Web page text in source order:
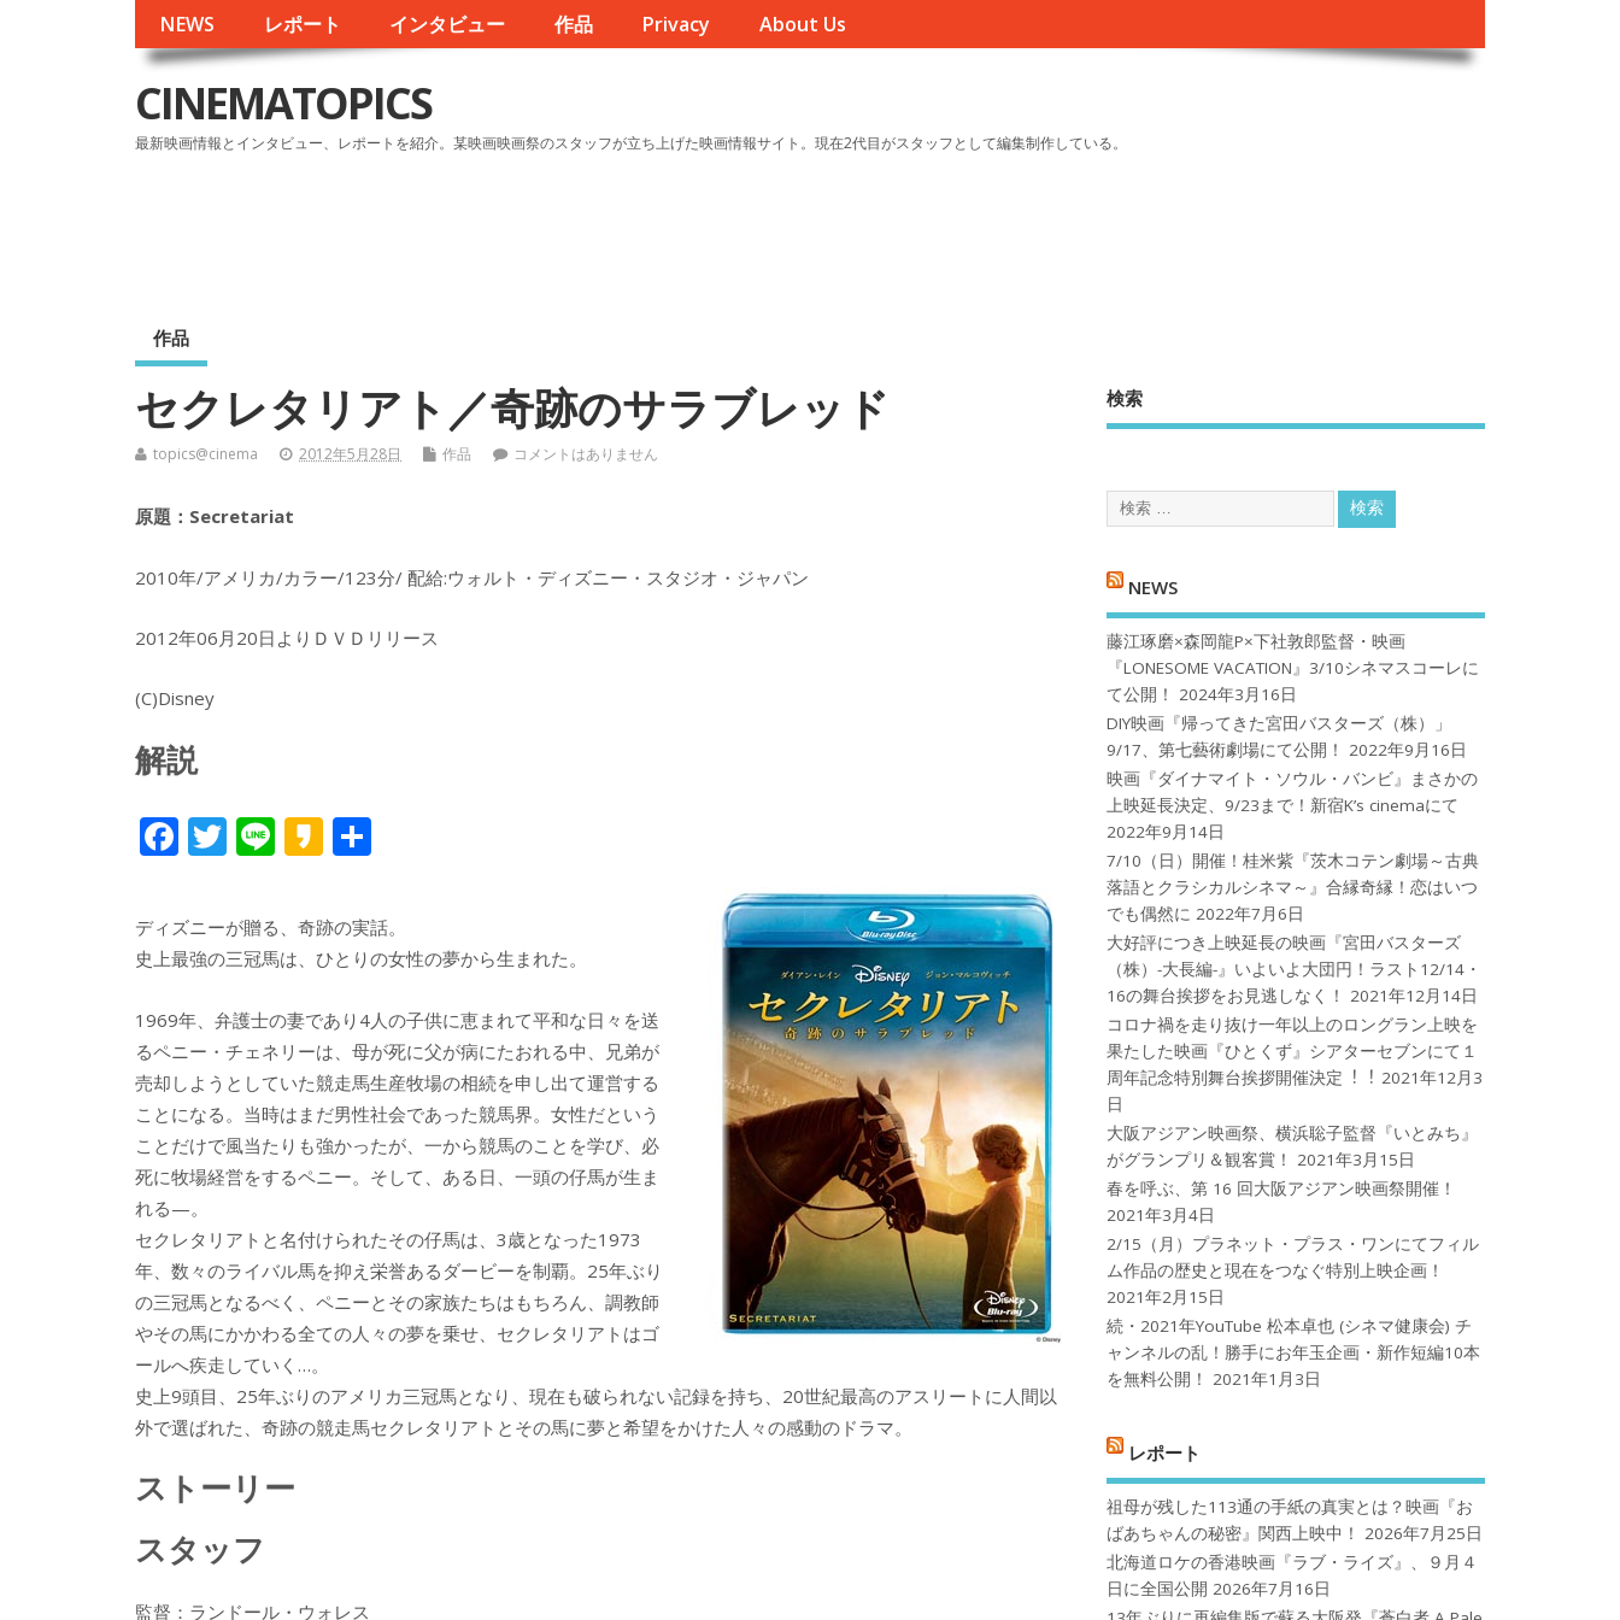
NEWS レポート インタビュー 作品 Privacy About Us
CINEMATOPICS
最新映画情報とインタビュー、レポートを紹介。某映画映画祭のスタッフが立ち上げた映画情報サイト。現在2代目がスタッフとして編集制作している。
作品
セクレタリアト／奇跡のサラブレッド
topics@cinema 2012年5月28日 作品 コメントはありません
原題：Secretariat
2010年/アメリカ/カラー/123分/ 配給:ウォルト・ディズニー・スタジオ・ジャパン
2012年06月20日よりＤＶＤリリース
(C)Disney
解説
F
e
b
o
k
T
itt
er
Li
e
K
k
a
ディズニーが贈る、奇跡の実話。
史上最強の三冠馬は、ひとりの女性の夢から生まれた。
1969年、弁護士の妻であり4人の子供に恵まれて平和な日々を送
るペニー・チェネリーは、母が死に父が病にたおれる中、兄弟が
売却しようとしていた競走馬生産牧場の相続を申し出て運営する
ことになる。当時はまだ男性社会であった競馬界。女性だという
ことだけで風当たりも強かったが、一から競馬のことを学び、必
死に牧場経営をするペニー。そして、ある日、一頭の仔馬が生ま
れる—。
セクレタリアトと名付けられたその仔馬は、3歳となった1973
年、数々のライバル馬を抑え栄誉あるダービーを制覇。25年ぶり
の三冠馬となるべく、ペニーとその家族たちはもちろん、調教師
やその馬にかかわる全ての人々の夢を乗せ、セクレタリアトはゴ
ールへ疾走していく…。
史上9頭目、25年ぶりのアメリカ三冠馬となり、現在も破られない記録を持ち、20世紀最高のアスリートに人間以
外で選ばれた、奇跡の競走馬セクレタリアトとその馬に夢と希望をかけた人々の感動のドラマ。
ストーリー
スタッフ
監督：ランドール・ウォレス
検索
NEWS
藤江琢磨×森岡龍P×下社敦郎監督・映画
『LONESOME VACATION』3/10シネマスコーレに
て公開！
2024年3月16日
DIY映画『帰ってきた宮田バスターズ（株）」
9/17、第七藝術劇場にて公開！
2022年9月16日
映画『ダイナマイト・ソウル・バンビ』まさかの
上映延長決定、9/23まで！新宿K’s cinemaにて
2022年9月14日
7/10（日）開催！桂米紫『茨木コテン劇場～古典
落語とクラシカルシネマ～』合縁奇縁！恋はいつ
でも偶然に 2022年7月6日
大好評につき上映延長の映画『宮田バスターズ
（株）-大長編-』いよいよ大団円！ラスト12/14・
16の舞台挨拶をお見逃しなく！
2021年12月14日
コロナ禍を⾛り抜け⼀年以上のロングラン上映を
果たした映画『ひとくず』シアターセブンにて１
周年記念特別舞台挨拶開催決定︕︕ 2021年12月3
日
大阪アジアン映画祭、横浜聡子監督『いとみち』
がグランプリ＆観客賞！
2021年3月15日
春を呼ぶ、第 16 回大阪アジアン映画祭開催！
2021年3月4日
2/15（月）プラネット・プラス・ワンにてフィル
ム作品の歴史と現在をつなぐ特別上映企画！
2021年2月15日
続・2021年YouTube 松本卓也 (シネマ健康会) チ
ャンネルの乱！勝手にお年玉企画・新作短編10本
を無料公開！
2021年1月3日
レポート
祖母が残した113通の手紙の真実とは？映画『お
ばあちゃんの秘密』関西上映中！
2026年7月25日
北海道ロケの香港映画『ラブ・ライズ』、９月４
日に全国公開 2026年7月16日